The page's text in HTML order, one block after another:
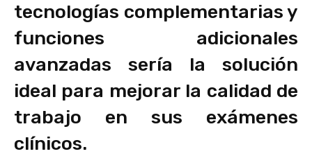
tecnologías complementarias y
funciones adicionales
avanzadas sería la solución
ideal para mejorar la calidad de
trabajo en sus exámenes
clínicos.